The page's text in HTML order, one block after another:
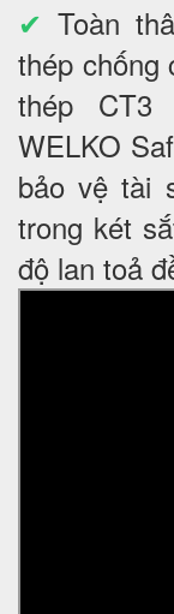
✔ Toàn
thép chống
thép
WELKO
bảo vệ tài
trong két
độ lan toả